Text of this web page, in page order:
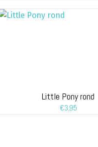
Little Pony rond
€3,95